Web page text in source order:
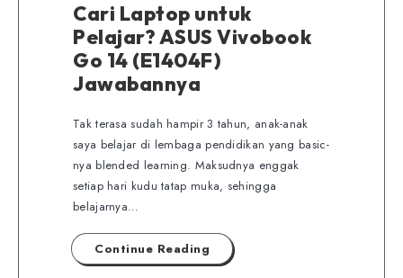
Cari Laptop untuk
Pelajar? ASUS Vivobook
Go 14 (E1404F)
Jawabannya
Tak terasa sudah hampir 3 tahun, anak-anak
saya belajar di lembaga pendidikan yang basic-
nya blended learning. Maksudnya enggak
setiap hari kudu tatap muka, sehingga
belajarnya…
Continue Reading